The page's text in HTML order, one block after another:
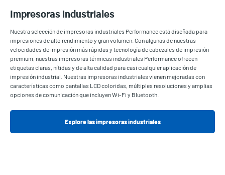
Impresoras industriales
Nuestra selección de impresoras industriales Performance está diseñada para
impresiones de alto rendimiento y gran volumen. Con algunas de nuestras
velocidades de impresión más rápidas y tecnología de cabezales de impresión
premium, nuestras impresoras térmicas industriales Performance ofrecen
etiquetas claras, nítidas y de alta calidad para casi cualquier aplicación de
impresión industrial. Nuestras impresoras industriales vienen mejoradas con
características como pantallas LCD coloridas, múltiples resoluciones y amplias
opciones de comunicación que incluyen Wi-Fi y Bluetooth.
Explore las impresoras industriales